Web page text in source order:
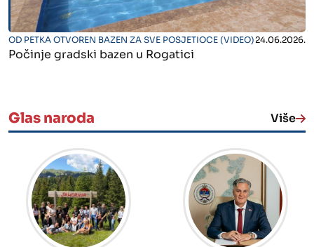
" alt="">
OD PETKA OTVOREN BAZEN ZA SVE POSJETIOCE (VIDEO)24.06.2026.
Počinje gradski bazen u Rogatici
Glas naroda Više